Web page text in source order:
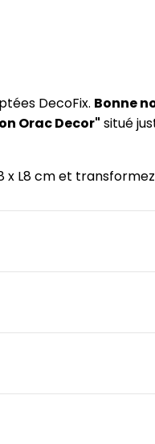
DecoFix. Bonne
Orac Decor" situé
x L8 cm et